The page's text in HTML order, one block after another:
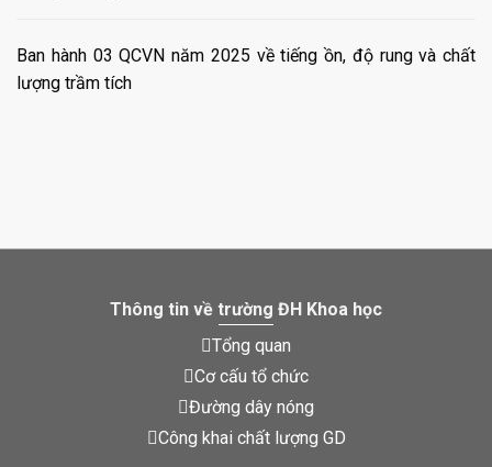
Ban hành 03 QCVN năm 2025 về tiếng ồn, độ rung và chất
lượng trầm tích
Thông tin về trường ĐH Khoa học
Tổng quan
Cơ cấu tổ chức
Đường dây nóng
Công khai chất lượng GD